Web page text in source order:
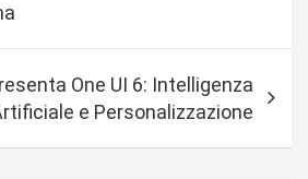
One UI 6: Intelligenza
e Personalizzazione